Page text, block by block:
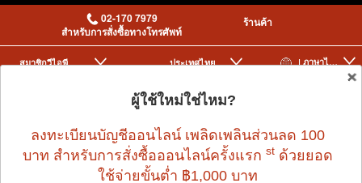
02-170 7979
สำหรับการสั่งซื้อทางโทรศัพท์
ร้านค้า
| ภาษาไทย
ประเทศไทย
สมาชิกวีไอพี
|
ผู้ใช้ใหม่ใช่ไหม?
ลงทะเบียนบัญชีออนไลน์ เพลิดเพลินส่วนลด 100
บาท สำหรับการสั่งซื้อออนไลน์ครั้งแรก stด้วยยอด
ใช้จ่ายขั้นต่ำ ฿1,000 บาท